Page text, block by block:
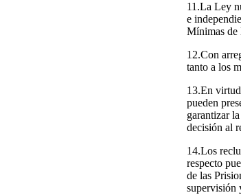
11.La Ley
e
Mínimas de
12.Con
tanto a los
13.En
pueden
garantizar
decisión al
14.Los
respecto
de las
supervisión